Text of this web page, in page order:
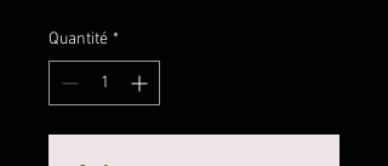
Quantité *